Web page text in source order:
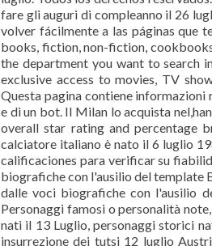
fare gli auguri di compleanno il 26
volver fácilmente a las páginas que
books, fiction, non-fiction,
the department you want to search
exclusive access to movies, TV
Questa pagina contiene
e di un bot. Il Milan lo acquista
overall star rating and percentage
calciatore italiano è nato il 6 luglio
calificaciones para verificar su
biografiche con l'ausilio del template
dalle voci biografiche con l'ausilio
Personaggi famosi o personalità
nati il 13 Luglio, personaggi storici
insurrezione dei tutsi 12 luglio